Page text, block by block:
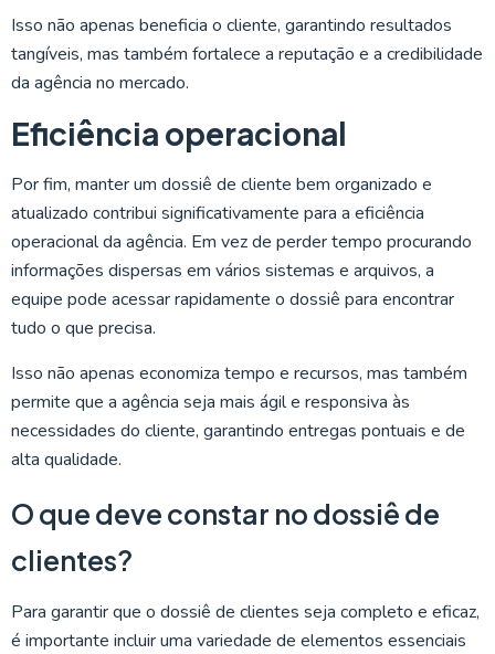
Isso não apenas beneficia o cliente, garantindo resultados
tangíveis, mas também fortalece a reputação e a credibilidade
da agência no mercado.
Eficiência operacional
Por fim, manter um dossiê de cliente bem organizado e
atualizado contribui significativamente para a eficiência
operacional da agência. Em vez de perder tempo procurando
informações dispersas em vários sistemas e arquivos, a
equipe pode acessar rapidamente o dossiê para encontrar
tudo o que precisa.
Isso não apenas economiza tempo e recursos, mas também
permite que a agência seja mais ágil e responsiva às
necessidades do cliente, garantindo entregas pontuais e de
alta qualidade.
O que deve constar no dossiê de
clientes?
Para garantir que o dossiê de clientes seja completo e eficaz,
é importante incluir uma variedade de elementos essenciais